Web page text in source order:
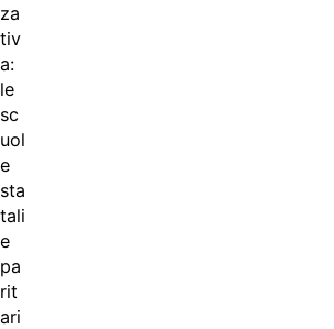
za
tiv
a:
le
sc
uol
e
sta
tali
e
pa
rit
ari